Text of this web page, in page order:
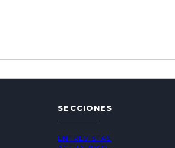
SECCIONES
ENTREVISTAS